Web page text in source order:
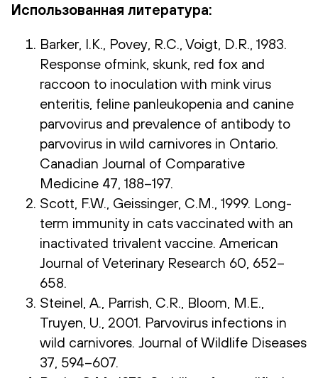
Использованная литература:
Barker, I.K., Povey, R.C., Voigt, D.R., 1983.
Response ofmink, skunk, red fox and
raccoon to inoculation with mink virus
enteritis, feline panleukopenia and canine
parvovirus and prevalence of antibody to
parvovirus in wild carnivores in Ontario.
Canadian Journal of Comparative
Medicine 47, 188–197.
Scott, F.W., Geissinger, C.M., 1999. Long-
term immunity in cats vaccinated with an
inactivated trivalent vaccine. American
Journal of Veterinary Research 60, 652–
658.
Steinel, A., Parrish, C.R., Bloom, M.E.,
Truyen, U., 2001. Parvovirus infections in
wild carnivores. Journal of Wildlife Diseases
37, 594–607.